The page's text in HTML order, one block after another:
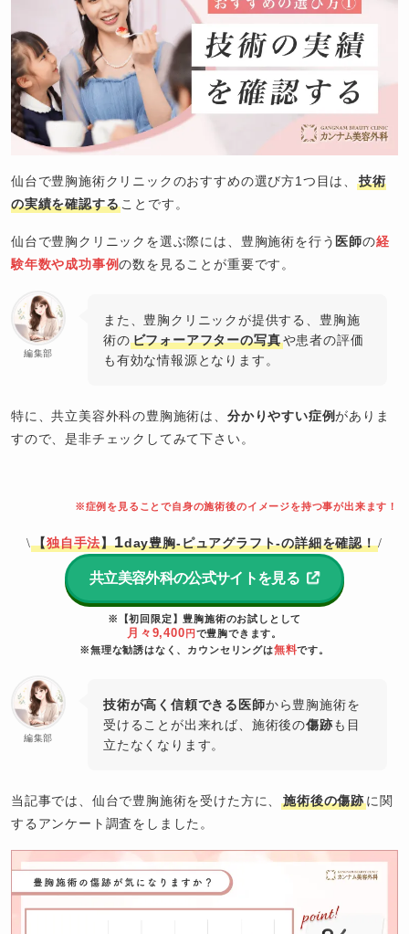
仙台で豊胸施術クリニックのおすすめの選び方1つ目は、
技術
の実績を確認する ことです。
仙台で豊胸クリニックを選ぶ際には、豊胸施術を行う 医師の経
験年数や成功事例の数を見ることが重要です。
編集部
また、豊胸クリニックが提供する、豊胸施
術のビフォーアフターの写真や患者の評価
も有効な情報源となります。
特に、共立美容外科の豊胸施術は、 分かりやすい症例がありま
すので、是非チェックしてみて下さい。
※症例を見ることで自身の施術後のイメージを持つ事が出来ます！
\【独自手法】1day豊胸-ピュアグラフト-の詳細を確認！/
共立美容外科の公式サイトを見る
※【初回限定】豊胸施術のお試しとして
月々9,400 円 で豊胸できます。
※無理な勧誘はなく、カウンセリングは無料です。
編集部
技術が高く信頼できる医師から豊胸施術を
受けることが出来れば、施術後の傷跡も目
立たなくなります。
当記事では、仙台で豊胸施術を受けた方に、施術後の傷跡に関
するアンケート調査をしました。